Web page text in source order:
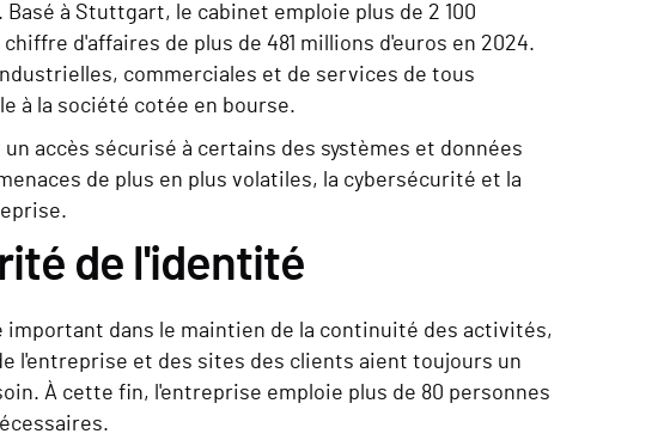
à Stuttgart, le cabinet emploie plus de 2 100
d'affaires de plus de 481 millions d'euros en 2024.
commerciales et de services de tous
à la société cotée en bourse.
accès sécurisé à certains des systèmes et données
de plus en plus volatiles, la cybersécurité et la
de l'identité
important dans le maintien de la continuité des activités,
l'entreprise et des sites des clients aient toujours un
À cette fin, l'entreprise emploie plus de 80 personnes